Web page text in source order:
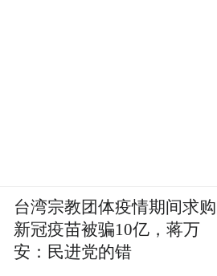
台湾宗教团体疫情期间求购
新冠疫苗被骗10亿，蒋万
安：民进党的错